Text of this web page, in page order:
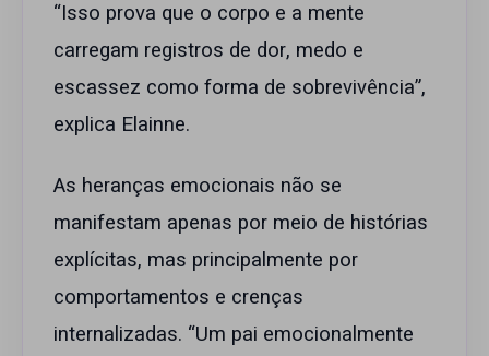
“Isso prova que o corpo e a mente
carregam registros de dor, medo e
escassez como forma de sobrevivência”,
explica Elainne.
As heranças emocionais não se
manifestam apenas por meio de histórias
explícitas, mas principalmente por
comportamentos e crenças
internalizadas. “Um pai emocionalmente